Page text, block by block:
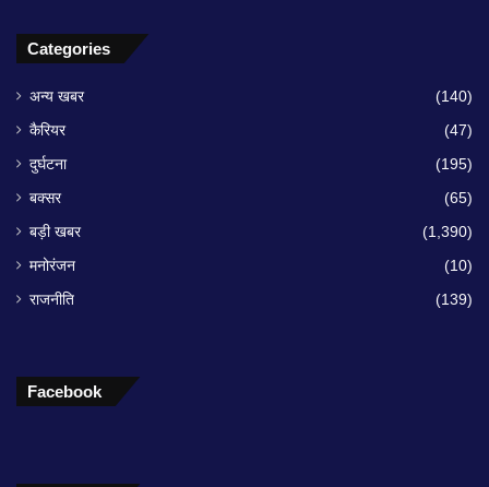
Categories
अन्य खबर (140)
कैरियर (47)
दुर्घटना (195)
बक्सर (65)
बड़ी खबर (1,390)
मनोरंजन (10)
राजनीति (139)
Facebook